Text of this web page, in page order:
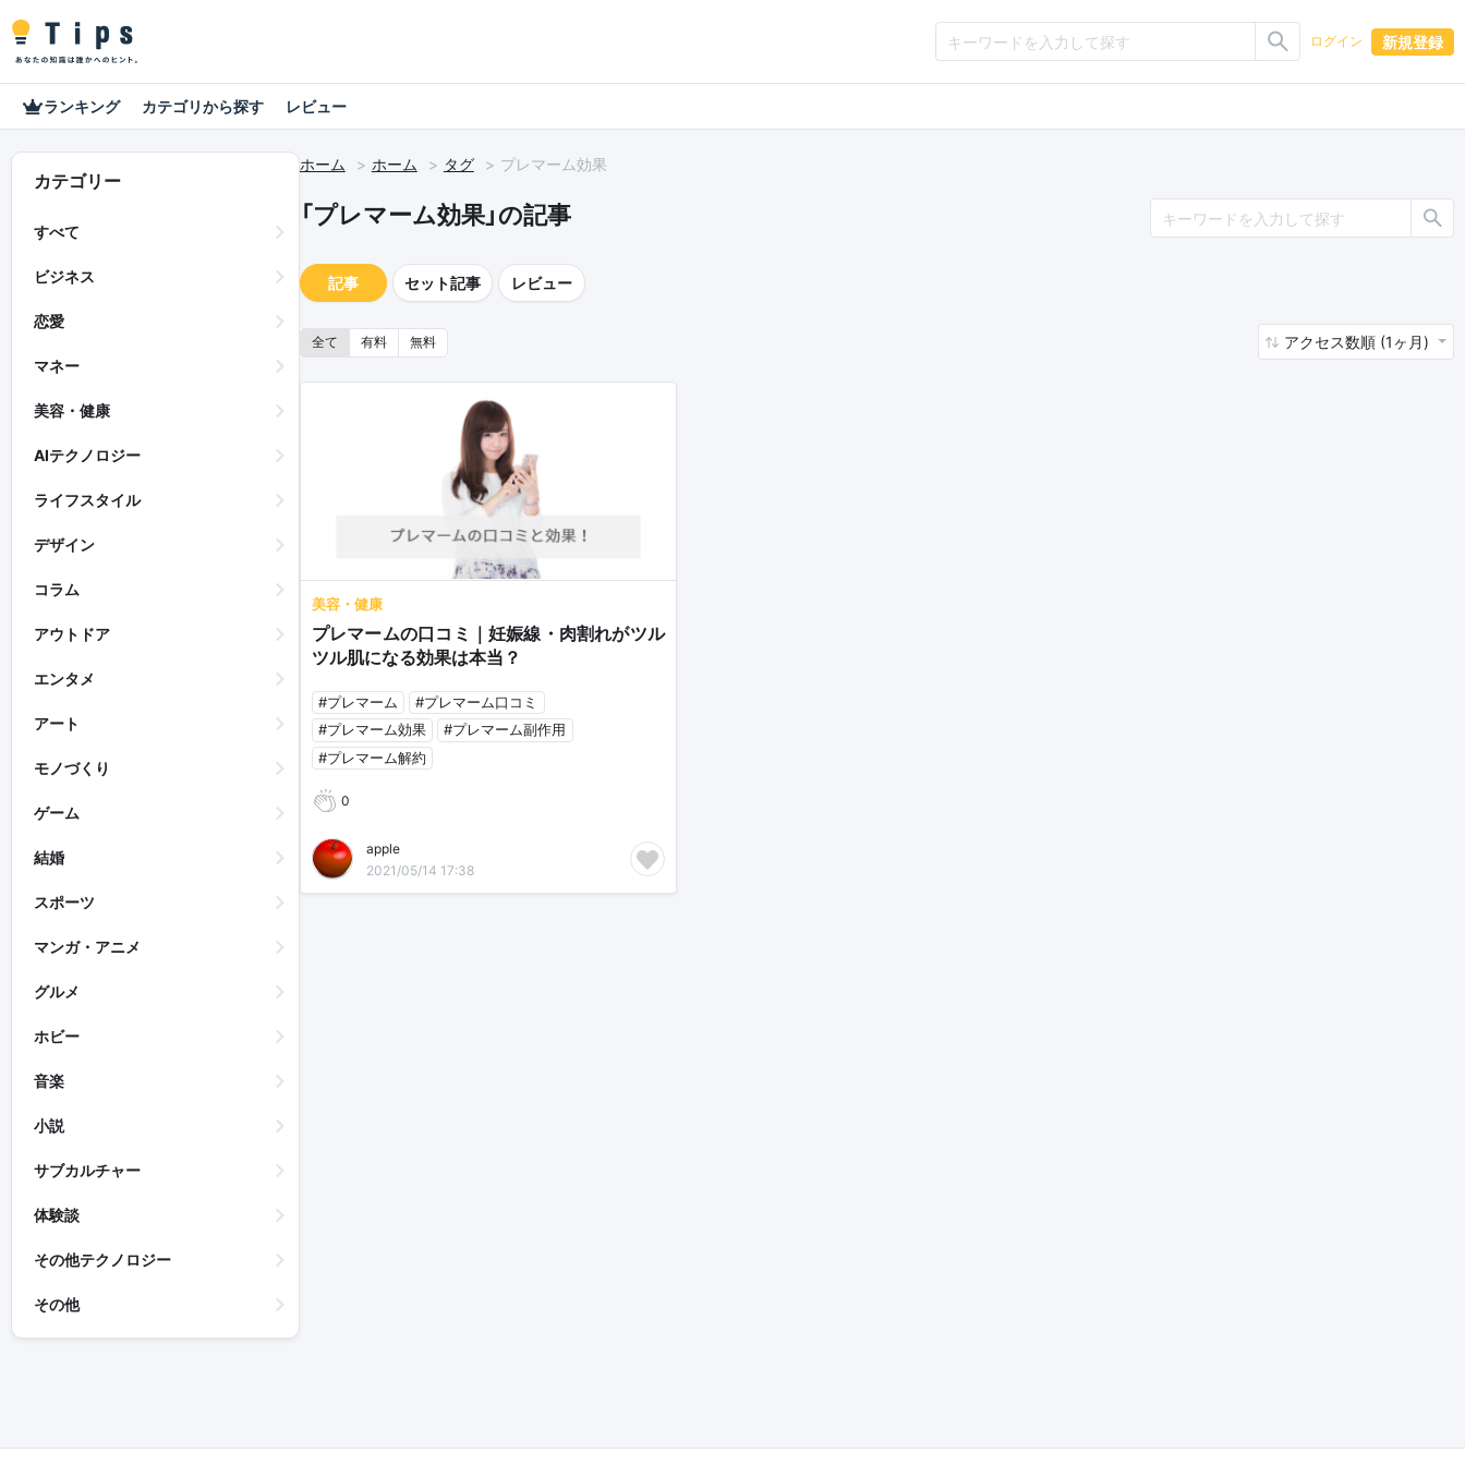
ログイン 新規登録
ランキング カテゴリから探す レビュー
カテゴリー
すべて
ビジネス
恋愛
マネー
美容・健康
AIテクノロジー
ライフスタイル
デザイン
コラム
アウトドア
エンタメ
アート
モノづくり
ゲーム
結婚
スポーツ
マンガ・アニメ
グルメ
ホビー
音楽
小説
サブカルチャー
体験談
その他テクノロジー
その他
ホーム ホーム タグ プレマーム効果
「プレマーム効果」の記事
記事 セット記事 レビュー
全て 有料 無料 アクセス数順 (1ヶ月)
美容・健康
プレマームの口コミ｜妊娠線・肉割れがツル
ツル肌になる効果は本当？
#プレマーム
#プレマーム口コミ
#プレマーム効果
#プレマーム副作用
#プレマーム解約
0
apple
2021/05/14 17:38